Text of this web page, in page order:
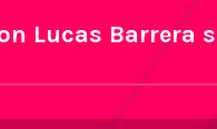
Lucas Barrera